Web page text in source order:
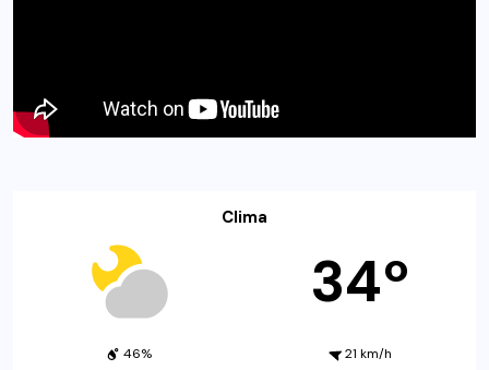
Clima
34º
46% 21 km/h